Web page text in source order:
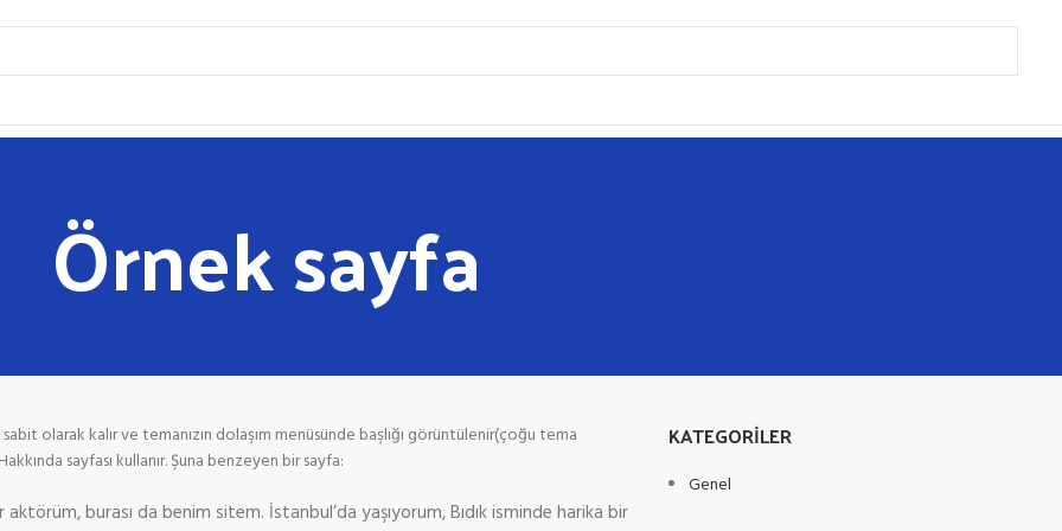
Örnek sayfa
olarak kalır ve temanızın dolaşım menüsünde başlığı görüntülenir(çoğu tema
sayfası kullanır. Şuna benzeyen bir sayfa:
burası da benim sitem. İstanbul’da yaşıyorum, Bıdık isminde harika bir
KATEGORILER
Genel